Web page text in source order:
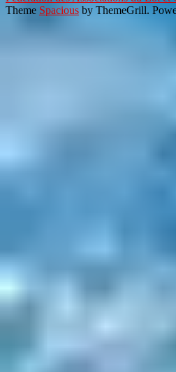
Theme Spacious by ThemeGrill.